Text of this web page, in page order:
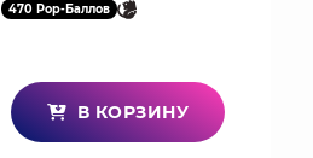
470 Pop-Баллов
В КОРЗИНУ